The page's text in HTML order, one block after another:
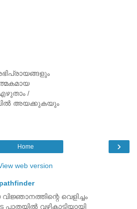
/
അയക്കുകയും
›
Home
web version
pathfinder
വെളിച്ചം
വഴികാട്ടിയായി